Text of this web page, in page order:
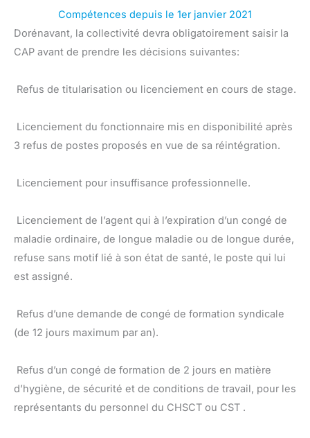
Compétences depuis le 1er janvier 2021
Dorénavant, la collectivité devra obligatoirement saisir la
CAP avant de prendre les décisions suivantes:
 Refus de titularisation ou licenciement en cours de stage.
 Licenciement du fonctionnaire mis en disponibilité après
3 refus de postes proposés en vue de sa réintégration.
 Licenciement pour insuffisance professionnelle.
 Licenciement de l’agent qui à l’expiration d’un congé de
maladie ordinaire, de longue maladie ou de longue durée,
refuse sans motif lié à son état de santé, le poste qui lui
est assigné.
 Refus d’une demande de congé de formation syndicale
(de 12 jours maximum par an).
 Refus d’un congé de formation de 2 jours en matière
d’hygiène, de sécurité et de conditions de travail, pour les
représentants du personnel du CHSCT ou CST .